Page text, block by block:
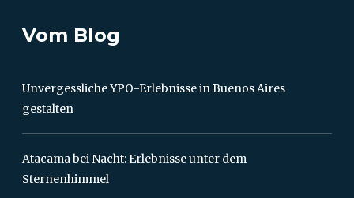
Vom Blog
Unvergessliche YPO-Erlebnisse in Buenos Aires
gestalten
Atacama bei Nacht: Erlebnisse unter dem
Sternenhimmel